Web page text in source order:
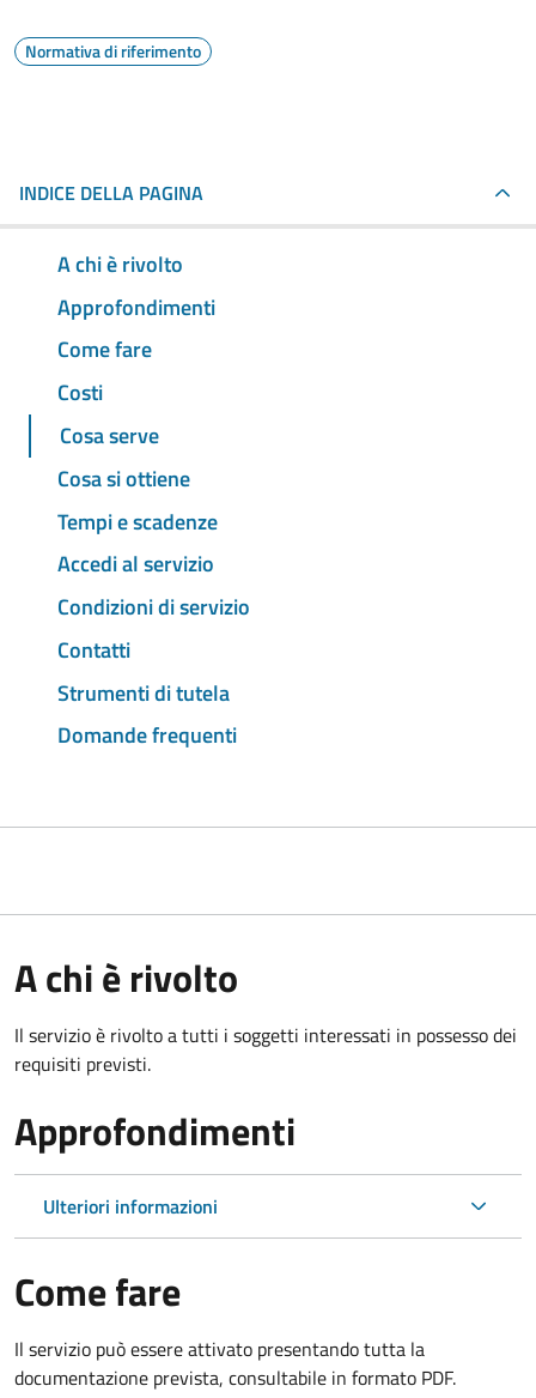
Normativa di riferimento
INDICE DELLA PAGINA
A chi è rivolto
Approfondimenti
Come fare
Costi
Cosa serve
Cosa si ottiene
Tempi e scadenze
Accedi al servizio
Condizioni di servizio
Contatti
Strumenti di tutela
Domande frequenti
A chi è rivolto
Il servizio è rivolto a tutti i soggetti interessati in possesso dei
requisiti previsti.
Approfondimenti
Ulteriori informazioni
Come fare
Il servizio può essere attivato presentando tutta la
documentazione prevista, consultabile in formato PDF.